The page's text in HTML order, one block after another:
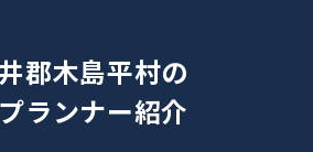
郡木島平村の
ランナー紹介